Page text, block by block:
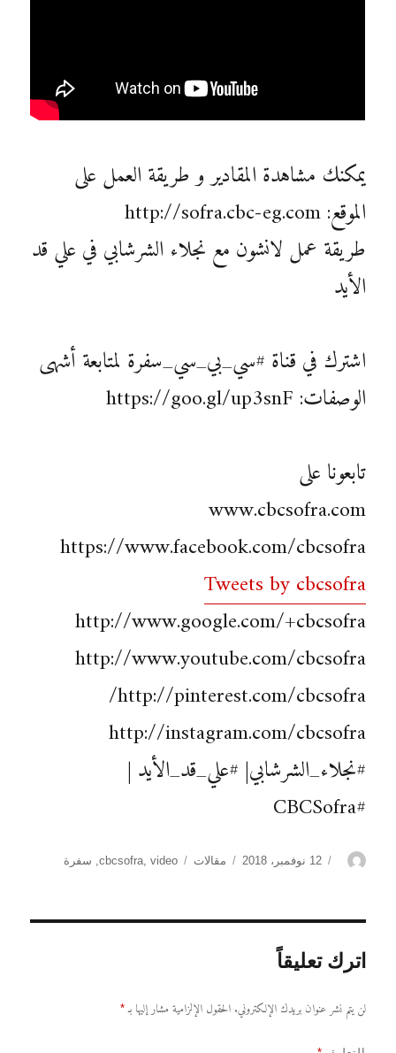
يمكنك مشاهدة المقادير و طريقة العمل على
الموقع: http://sofra.cbc-eg.com
طريقة عمل لانشون مع نجلاء الشرشابي في علي قد
الأيد
اشترك في قناة #سي_بي_سي_سفرة لمتابعة أشهى
الوصفات: https://goo.gl/up3snF
تابعونا على
www.cbcsofra.com
https://www.facebook.com/cbcsofra
Tweets by cbcsofra
http://www.google.com/+cbcsofra
http://www.youtube.com/cbcsofra
http://pinterest.com/cbcsofra/
http://instagram.com/cbcsofra
#نجلاء_الشرشابي| #علي_قد_الأيد |
#CBCSofra
الكاتبنُشرت
12 نوفمبر، 2018 التصنيفات
مقالات الوسومcbcsofra, video
, سفرة
اترك تعليقاً
لن يتم نشر عنوان بريدك الإلكتروني. الحقول الإلزامية مشار إليها بـ*